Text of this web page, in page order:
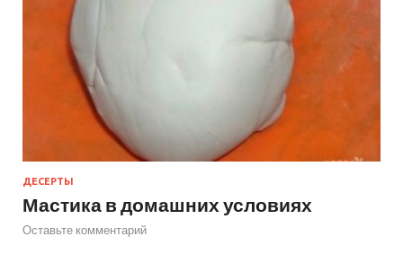
ДЕСЕРТЫ
Мастика в домашних условиях
Оставьте комментарий